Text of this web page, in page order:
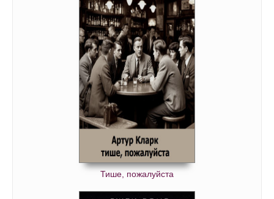
Тише, пожалуйста